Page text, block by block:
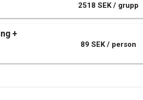
2518 SEK / grupp
+
89 SEK / person